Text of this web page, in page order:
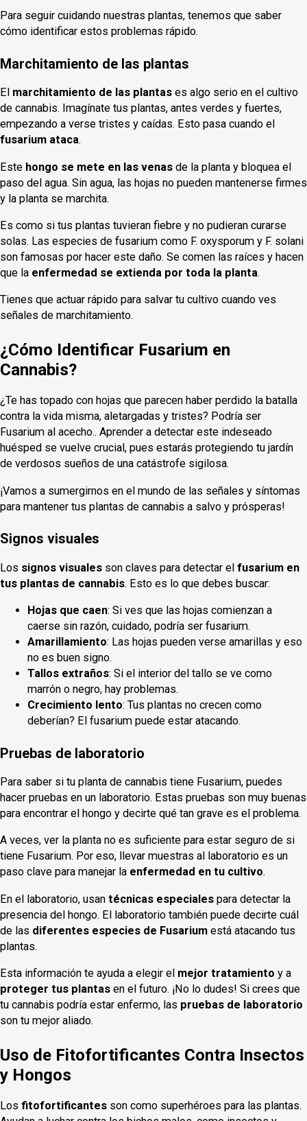
Para seguir cuidando nuestras plantas, tenemos que saber
cómo identificar estos problemas rápido.
Marchitamiento de las plantas
El marchitamiento de las plantas es algo serio en el cultivo
de cannabis. Imagínate tus plantas, antes verdes y fuertes,
empezando a verse tristes y caídas. Esto pasa cuando el
fusarium ataca.
Este hongo se mete en las venas de la planta y bloquea el
paso del agua. Sin agua, las hojas no pueden mantenerse firmes
y la planta se marchita.
Es como si tus plantas tuvieran fiebre y no pudieran curarse
solas. Las especies de fusarium como F. oxysporum y F. solani
son famosas por hacer este daño. Se comen las raíces y hacen
que la enfermedad se extienda por toda la planta.
Tienes que actuar rápido para salvar tu cultivo cuando ves
señales de marchitamiento.
¿Cómo Identificar Fusarium en
Cannabis?
¿Te has topado con hojas que parecen haber perdido la batalla
contra la vida misma, aletargadas y tristes? Podría ser
Fusarium al acecho.. Aprender a detectar este indeseado
huésped se vuelve crucial, pues estarás protegiendo tu jardín
de verdosos sueños de una catástrofe sigilosa.
¡Vamos a sumergirnos en el mundo de las señales y síntomas
para mantener tus plantas de cannabis a salvo y prósperas!
Signos visuales
Los signos visuales son claves para detectar el fusarium en
tus plantas de cannabis. Esto es lo que debes buscar:
Hojas que caen: Si ves que las hojas comienzan a
caerse sin razón, cuidado, podría ser fusarium.
Amarillamiento: Las hojas pueden verse amarillas y eso
no es buen signo.
Tallos extraños: Si el interior del tallo se ve como
marrón o negro, hay problemas.
Crecimiento lento: Tus plantas no crecen como
deberían? El fusarium puede estar atacando.
Pruebas de laboratorio
Para saber si tu planta de cannabis tiene Fusarium, puedes
hacer pruebas en un laboratorio. Estas pruebas son muy buenas
para encontrar el hongo y decirte qué tan grave es el problema.
A veces, ver la planta no es suficiente para estar seguro de si
tiene Fusarium. Por eso, llevar muestras al laboratorio es un
paso clave para manejar la enfermedad en tu cultivo.
En el laboratorio, usan técnicas especiales para detectar la
presencia del hongo. El laboratorio también puede decirte cuál
de las diferentes especies de Fusarium está atacando tus
plantas.
Esta información te ayuda a elegir el mejor tratamiento y a
proteger tus plantas en el futuro. ¡No lo dudes! Si crees que
tu cannabis podría estar enfermo, las pruebas de laboratorio
son tu mejor aliado.
Uso de Fitofortificantes Contra Insectos
y Hongos
Los fitofortificantes son como superhéroes para las plantas.